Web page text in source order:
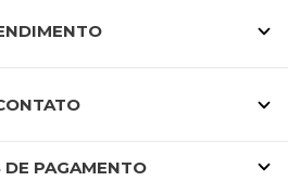
DE PAGAMENTO